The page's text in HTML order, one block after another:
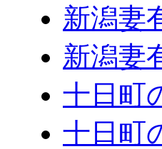
新潟妻
新潟妻
十日町
十日町